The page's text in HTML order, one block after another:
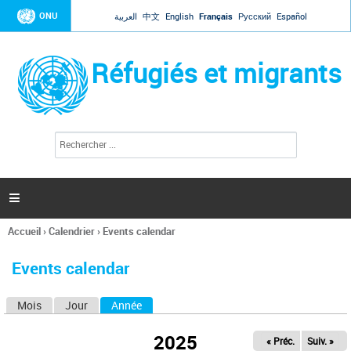
Jump to navigation
ONU العربية 中文 English Français Русский Español
Réfugiés et migrants
l
c
h
e

Vous
ici
Accueil›Calendrier› Events calendar
Events calendar
Mois Jour Année
2025 « Préc. Suiv. »